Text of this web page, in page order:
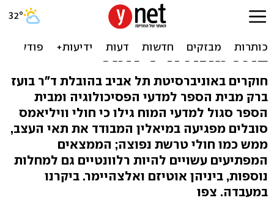
תרופות קיימות לטרשת
נפוצה עשויות לסייע לחולים
בתסמונת וויליאמס
חוקרים באוניברסיטת תל אביב בהובלת ד"ר בועז
ברק מבית הספר למדעי הפסיכולוגיה ומבית
הספר סגול למדעי המוח גילו כי חולי וויליאמס
סובלים מפגיעה במיאלין המבודד את תאי העצב,
ממש כמו חולי טרשת נפוצה; הממצאים
המפתיעים עשויים להיות רלוונטיים גם למחלות
נוספות, ביניהן אוטיזם ואלצהיימר. ביקרנו
במעבדה. צפו